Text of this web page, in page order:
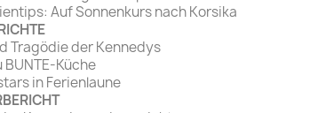
Auf Sonnenkurs nach Korsika
Tragödie der Kennedys
BUNTE-Küche
in Ferienlaune